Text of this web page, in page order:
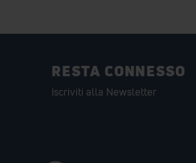
RESTA CONNESSO
Iscriviti alla Newsletter